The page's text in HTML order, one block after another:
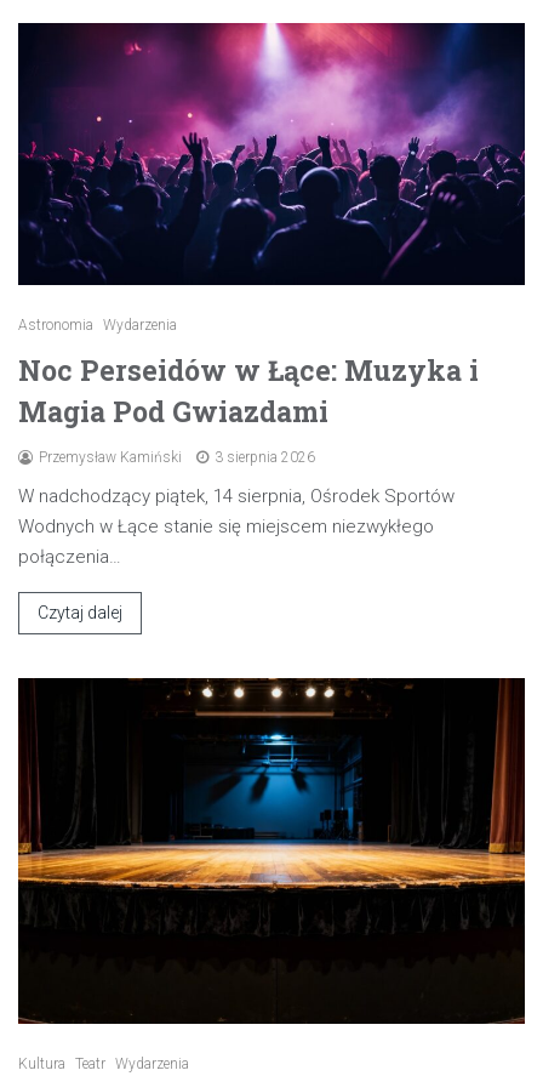
Astronomia Wydarzenia
Noc Perseidów w Łące: Muzyka i
Magia Pod Gwiazdami
Przemysław Kamiński 3 sierpnia 2026
W nadchodzący piątek, 14 sierpnia, Ośrodek Sportów
Wodnych w Łące stanie się miejscem niezwykłego
połączenia…
Czytaj dalej
Kultura Teatr Wydarzenia